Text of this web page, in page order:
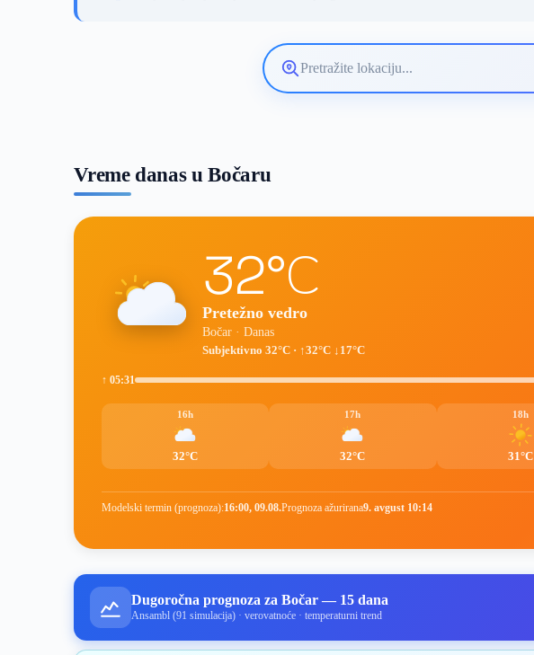
Pretražite
lokaciju
Vreme danas u Bočaru
32°C
Pretežno vedro
Bočar · Danas
Subjektivno 32°C · ↑32°C ↓17°C
↑ 05:31
16h
32°C
17h
32°C
18h
31°C
Modelski termin (prognoza):16:00, 09.08.Prognoza ažurirana9. avgust 10:14
Dugoročna prognoza za Bočar — 15 dana
Ansambl (91 simulacija) · verovatnoće · temperaturni trend